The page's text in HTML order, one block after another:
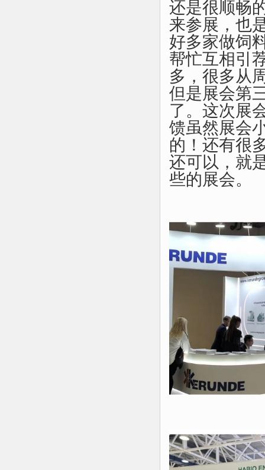
还是很顺畅
来参展，也
好多家做饲
帮忙互相引
多，很多从
但是展会第
了。这次展
馈虽然展会
的！还有很
还可以，就
些的展会。